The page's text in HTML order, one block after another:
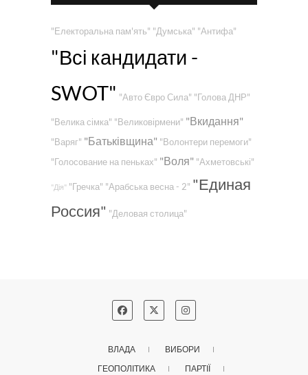
"Електоральна пам'ять" "Думська" "Антифа"
"Всі кандидати -
SWOT" "Авто Євро Сила" "Голова ДНР"
"Велика сімка" "Великовірмени" "Вкидання"
"Варяг" "Батьківщина" "Волонтери перемоги"
"Голосование на пеньках" "Воля" "Ахметовські"
"Дія" "Гречка" "Арабська весна - 2" "Единая
Россия" "Деловая столица"
ВЛАДА
ВИБОРИ
ГЕОПОЛІТИКА
ПАРТІЇ